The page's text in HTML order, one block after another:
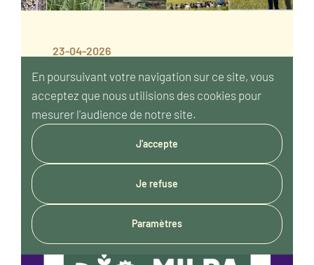
23-04-2026
Journée portes
ouvertes 10/06/2026
En poursuivant votre navigation sur ce site, vous
acceptez que nous utilisions des cookies pour
mesurer l'audience de notre site.
J'accepte
Je refuse
Paramètres